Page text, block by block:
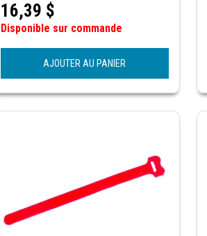
16,39 $
Disponible sur commande
AJOUTER AU PANIER